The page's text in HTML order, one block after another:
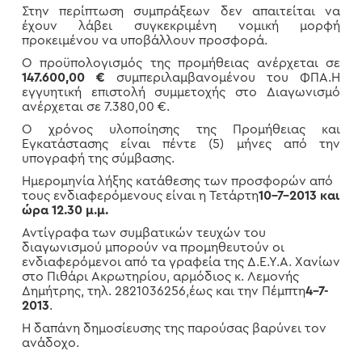
Στην περίπτωση συμπράξεων δεν απαιτείται να
έχουν λάβει συγκεκριμένη νομική μορφή
προκειμένου να υποβάλλουν προσφορά.
Ο προϋπολογισμός της προμήθειας ανέρχεται σε
147.600,00 € συμπεριλαμβανομένου του ΦΠΑ.Η
εγγυητική επιστολή συμμετοχής στο Διαγωνισμό
ανέρχεται σε 7.380,00 €.
Ο χρόνος υλοποίησης της Προμήθειας και
Εγκατάστασης είναι πέντε (5) μήνες από την
υπογραφή της σύμβασης.
Ημερομηνία λήξης κατάθεσης των προσφορών από
τους ενδιαφερόμενους είναι η Τετάρτη10-7-2013 και
ώρα 12.30 μ.μ.
Αντίγραφα των συμβατικών τευχών του
διαγωνισμού μπορούν να προμηθευτούν οι
ενδιαφερόμενοι από τα γραφεία της Δ.Ε.Υ.Α. Χανίων
στο Πιθάρι Ακρωτηρίου, αρμόδιος κ. Λεμονής
Δημήτρης, τηλ. 2821036256,έως και την Πέμπτη4-7-
2013.
Η δαπάνη δημοσίευσης της παρούσας βαρύνει τον
ανάδοχο.